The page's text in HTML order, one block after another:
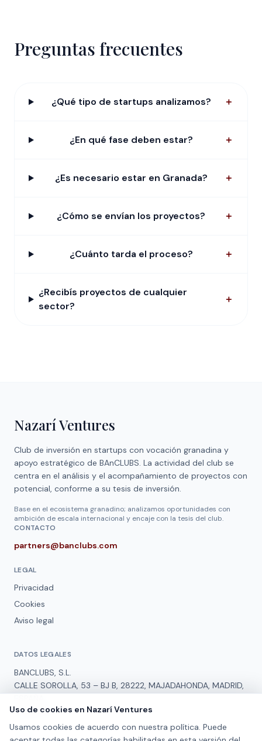
Preguntas frecuentes
¿Qué tipo de startups analizamos? ＋
¿En qué fase deben estar? ＋
¿Es necesario estar en Granada? ＋
¿Cómo se envían los proyectos? ＋
¿Cuánto tarda el proceso? ＋
¿Recibís proyectos de cualquier
sector?
＋
Nazarí Ventures
Club de inversión en startups con vocación granadina y
apoyo estratégico de BAnCLUBS. La actividad del club se
centra en el análisis y el acompañamiento de proyectos con
potencial, conforme a su tesis de inversión.
Base en el ecosistema granadino; analizamos oportunidades con
ambición de escala internacional y encaje con la tesis del club.
CONTACTO
partners@banclubs.com
LEGAL
Privacidad
Cookies
Aviso legal
DATOS LEGALES
BANCLUBS, S.L.
CALLE SOROLLA, 53 – BJ B, 28222, MAJADAHONDA, MADRID,
B19918093
REDES
Uso de cookies en Nazarí Ventures
Usamos cookies de acuerdo con nuestra política. Puede